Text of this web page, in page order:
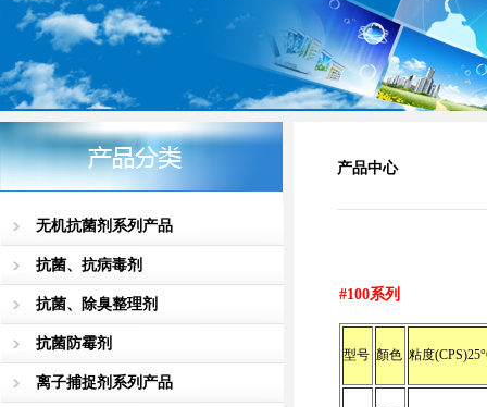
无机抗菌剂系列产品
抗菌、抗病毒剂
抗菌、除臭整理剂
抗菌防霉剂
离子捕捉剂系列产品
产品中心
#100系列
型号 顏色 粘度